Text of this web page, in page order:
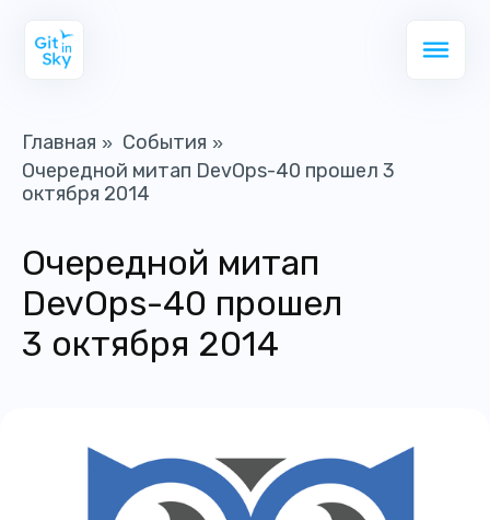
Главная » События »
Очередной митап DevOps-40 прошел 3
октября 2014
Очередной митап
DevOps-40 прошел
3 октября 2014